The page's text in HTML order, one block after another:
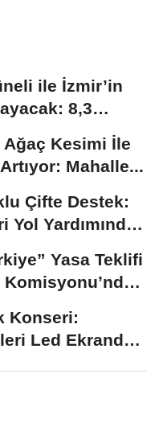
ile İzmir’in
8,3
Kesimi İle
Mahalle...
Çifte Destek:
Yol Yardımında
Yasa Teklifi
Konseri:
Led Ekranda